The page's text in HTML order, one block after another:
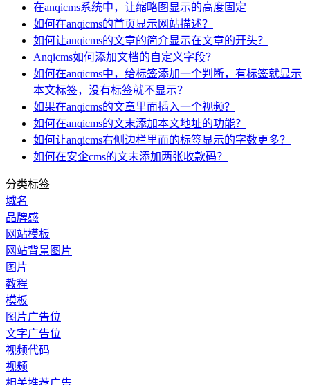
在anqicms系统中，让缩略图显示的高度固定
如何在anqicms的首页显示网站描述？
如何让anqicms的文章的简介显示在文章的开头？
Anqicms如何添加文档的自定义字段？
如何在anqicms中，给标签添加一个判断，有标签就显示
本文标签，没有标签就不显示？
如果在anqicms的文章里面插入一个视频？
如何在anqicms的文末添加本文地址的功能？
如何让anqicms右侧边栏里面的标签显示的字数更多？
如何在安企cms的文末添加两张收款码？
分类标签
域名
品牌感
网站模板
网站背景图片
图片
教程
模板
图片广告位
文字广告位
视频代码
视频